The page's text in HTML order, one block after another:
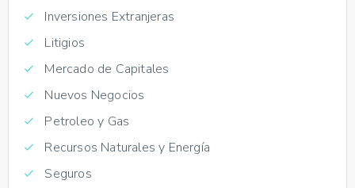
Inversiones Extranjeras
Litigios
Mercado de Capitales
Nuevos Negocios
Petroleo y Gas
Recursos Naturales y Energía
Seguros